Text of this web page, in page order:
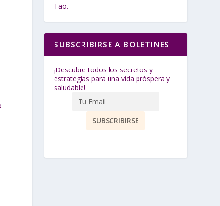
Tao.
SUBSCRIBIRSE A BOLETINES
¡Descubre todos los secretos y
estrategias para una vida próspera y
saludable!